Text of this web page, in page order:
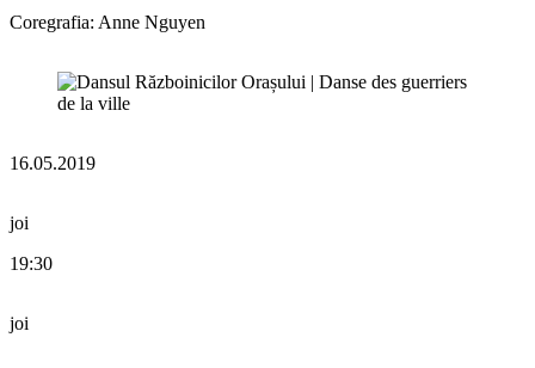
Coregrafia: Anne Nguyen
16.05.2019
joi
19:30
joi